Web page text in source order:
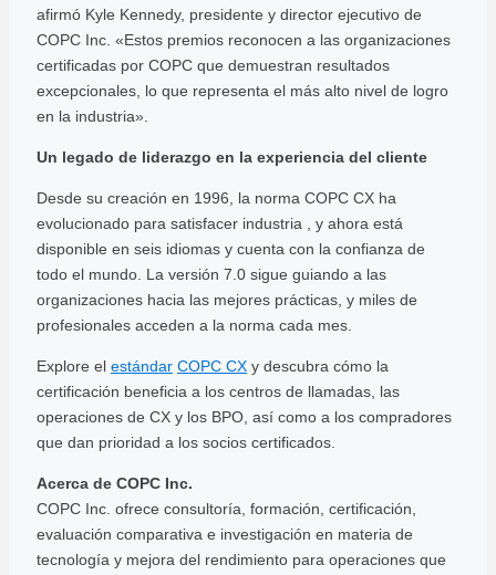
afirmó Kyle Kennedy, presidente y director ejecutivo de
COPC Inc. «Estos premios reconocen a las organizaciones
certificadas por COPC que demuestran resultados
excepcionales, lo que representa el más alto nivel de logro
en la industria».
Un legado de liderazgo en la experiencia del cliente
Desde su creación en 1996, la norma COPC CX ha
evolucionado para satisfacer industria , y ahora está
disponible en seis idiomas y cuenta con la confianza de
todo el mundo. La versión 7.0 sigue guiando a las
organizaciones hacia las mejores prácticas, y miles de
profesionales acceden a la norma cada mes.
Explore el estándar COPC CXy descubra cómo la
certificación beneficia a los centros de llamadas, las
operaciones de CX y los BPO, así como a los compradores
que dan prioridad a los socios certificados.
Acerca de COPC Inc.
COPC Inc. ofrece consultoría, formación, certificación,
evaluación comparativa e investigación en materia de
tecnología y mejora del rendimiento para operaciones que